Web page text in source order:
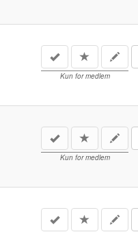
Kun for medlem
Kun for medlem